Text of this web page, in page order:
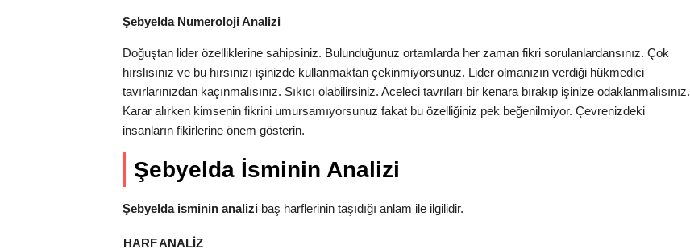
Şebyelda Numeroloji Analizi
Doğuştan lider özelliklerine sahipsiniz. Bulunduğunuz ortamlarda her zaman fikri sorulanlardansınız. Çok
hırslısınız ve bu hırsınızı işinizde kullanmaktan çekinmiyorsunuz. Lider olmanızın verdiği hükmedici
tavırlarınızdan kaçınmalısınız. Sıkıcı olabilirsiniz. Aceleci tavrıları bir kenara bırakıp işinize odaklanmalısınız.
Karar alırken kimsenin fikrini umursamıyorsunuz fakat bu özelliğiniz pek beğenilmiyor. Çevrenizdeki
insanların fikirlerine önem gösterin.
Şebyelda İsminin Analizi
Şebyelda isminin analizi baş harflerinin taşıdığı anlam ile ilgilidir.
HARFANALIZ